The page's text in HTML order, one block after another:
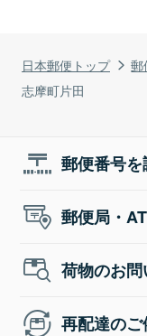
日本郵便トップ 郵
志摩町片田
郵便番号
郵便局・
荷物のお
再配達の